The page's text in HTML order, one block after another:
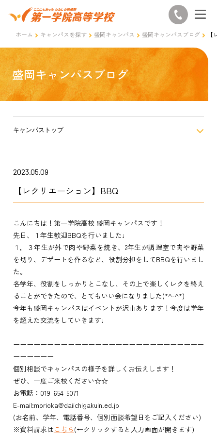
ホーム キャンパスを探す 盛岡キャンパス 盛岡キャンパスブログ
盛岡キャンパスブログ
キャンパストップ
2023.05.09
【レクリエーション】BBQ
こんにちは！第一学院高校 盛岡キャンパスです！
先日、１年生歓迎BBQを行いました♩
１，３年生が外で肉や野菜を焼き、2年生が調理室で肉や野菜
を切り、デザートを作るなど、役割分担をしてBBQを行いまし
た。
各学年、役割をしっかりとこなし、その上で楽しくレクを終え
ることができたので、とてもいい会になりました(*^-^*)
今年も盛岡キャンパスはイベントが沢山あります！今度は学年
を超えた交流をしていきます♩
ーーーーーーーーーーーーーーーーーーーーーーーーーーーー
ーーーーーー
個別相談でキャンパスの様子を詳しくお伝えします！
ぜひ、一度ご来校ください☆☆
お電話： 019-654-5071
E-mail:morioka@daiichigakuin.ed.jp
(お名前、学年、電話番号、個別面談希望日をご記入ください)
※資料請求は こちら (←クリックすると入力画面が開きます)